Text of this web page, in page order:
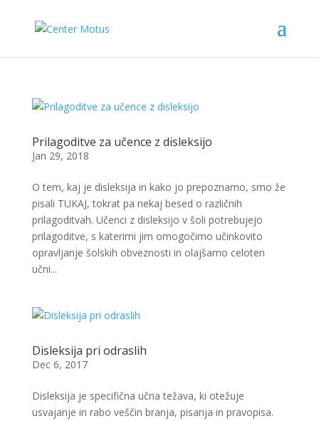
Prilagoditve za učence z disleksijo
Jan 29, 2018
O tem, kaj je disleksija in kako jo prepoznamo, smo že
pisali TUKAJ, tokrat pa nekaj besed o različnih
prilagoditvah. Učenci z disleksijo v šoli potrebujejo
prilagoditve, s katerimi jim omogočimo učinkovito
opravljanje šolskih obveznosti in olajšamo celoten
učni...
Disleksija pri odraslih
Dec 6, 2017
Disleksija je specifična učna težava, ki otežuje
usvajanje in rabo veščin branja, pisanja in pravopisa.